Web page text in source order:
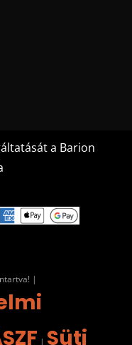
a Barion
|
| Süti